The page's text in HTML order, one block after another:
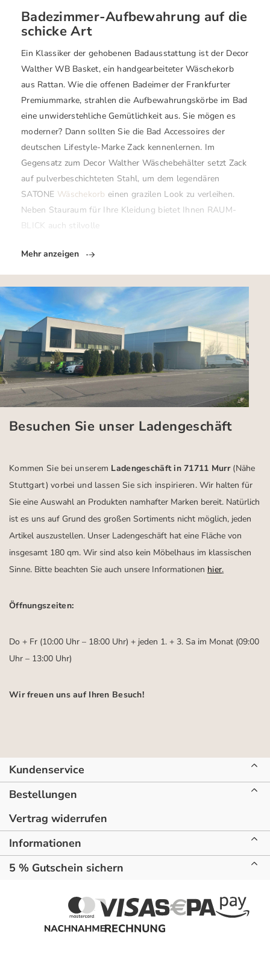
Badezimmer-Aufbewahrung auf die
schicke Art
Ein Klassiker der gehobenen Badausstattung ist der Decor
Walther WB Basket, ein handgearbeiteter Wäschekorb
aus Rattan. Wie die offenen Badeimer der Frankfurter
Premiummarke, strahlen die Aufbewahrungskörbe im Bad
eine unwiderstehliche Gemütlichkeit aus. Sie mögen es
moderner? Dann sollten Sie die Bad Accessoires der
deutschen Lifestyle-Marke Zack kennenlernen. Im
Gegensatz zum Decor Walther Wäschebehälter setzt Zack
auf pulverbeschichteten Stahl, um dem legendären
SATONE Wäschekorb einen grazilen Look zu verleihen.
Neben Stauraum für Ihre Kleidung bietet Ihnen RAUM-
BLICK auch stilvolle
Mehr anzeigen
Besuchen Sie unser Ladengeschäft
Kommen Sie bei unserem Ladengeschäft in 71711 Murr (Nähe
Stuttgart) vorbei und lassen Sie sich inspirieren.Wir halten für
Sie eine Auswahl an Produkten namhafter Marken bereit. Natürlich
ist es uns auf Grund des großen Sortiments nicht möglich, jeden
Artikel auszustellen. Unser Ladengeschäft hat eine Fläche von
insgesamt 180 qm. Wir sind also kein Möbelhaus im klassischen
Sinne. Bitte beachten Sie auch unsere Informationen hier.
Öffnungszeiten:
Do + Fr (10:00 Uhr – 18:00 Uhr) + jeden 1. + 3. Sa im Monat (09:00
Uhr – 13:00 Uhr)
Wir freuen uns auf Ihren Besuch!
Kundenservice
Bestellungen
Vertrag widerrufen
Informationen
5 % Gutschein sichern